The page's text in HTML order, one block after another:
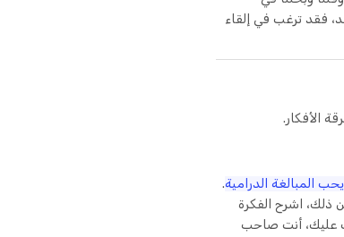
فقد ترغب في إلقاء
الأفكار.
المبالغة الدرامية.
ذلك، اشرح الفكرة
عليك، أنت صاحب